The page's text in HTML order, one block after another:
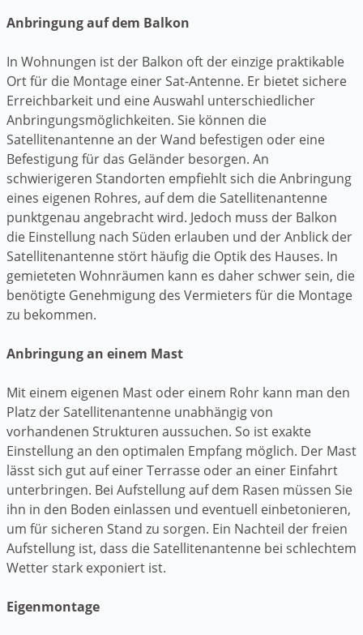
Anbringung auf dem Balkon
In Wohnungen ist der Balkon oft der einzige praktikable
Ort für die Montage einer Sat-Antenne. Er bietet sichere
Erreichbarkeit und eine Auswahl unterschiedlicher
Anbringungsmöglichkeiten. Sie können die
Satellitenantenne an der Wand befestigen oder eine
Befestigung für das Geländer besorgen. An
schwierigeren Standorten empfiehlt sich die Anbringung
eines eigenen Rohres, auf dem die Satellitenantenne
punktgenau angebracht wird. Jedoch muss der Balkon
die Einstellung nach Süden erlauben und der Anblick der
Satellitenantenne stört häufig die Optik des Hauses. In
gemieteten Wohnräumen kann es daher schwer sein, die
benötigte Genehmigung des Vermieters für die Montage
zu bekommen.
Anbringung an einem Mast
Mit einem eigenen Mast oder einem Rohr kann man den
Platz der Satellitenantenne unabhängig von
vorhandenen Strukturen aussuchen. So ist exakte
Einstellung an den optimalen Empfang möglich. Der Mast
lässt sich gut auf einer Terrasse oder an einer Einfahrt
unterbringen. Bei Aufstellung auf dem Rasen müssen Sie
ihn in den Boden einlassen und eventuell einbetonieren,
um für sicheren Stand zu sorgen. Ein Nachteil der freien
Aufstellung ist, dass die Satellitenantenne bei schlechtem
Wetter stark exponiert ist.
Eigenmontage